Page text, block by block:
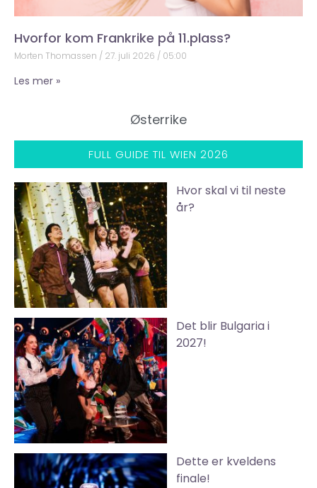
Hvorfor kom Frankrike på 11.plass?
Morten Thomassen 27. juli 2026 05:00
Les mer »
Østerrike
FULL GUIDE TIL WIEN 2026
Hvor skal vi til neste
år?
Det blir Bulgaria i
2027!
Dette er kveldens
finale!